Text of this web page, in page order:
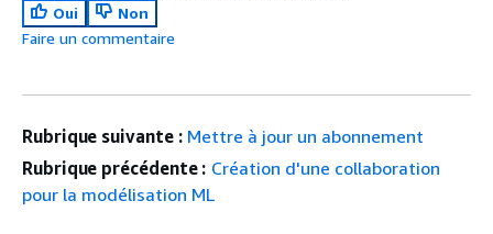
Oui
Non
Faire un commentaire
Rubrique suivante : Mettre à jour un abonnement
Rubrique précédente : Création d'une collaboration
pour la modélisation ML